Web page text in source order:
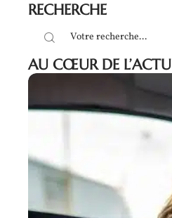
RECHERCHE
AU CŒUR DE L’ACTU